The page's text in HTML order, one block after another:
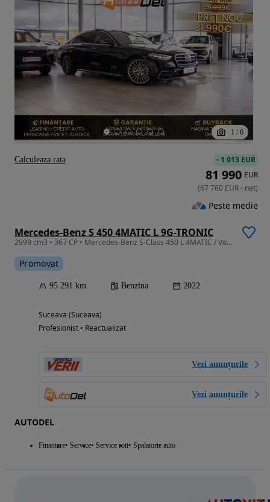
1 / 6
Mercedes-Benz S 450 4MATIC L 9G-TRONIC
2999 cm3 • 367 CP • Mercedes-Benz S-Class 450 L 4MATIC / Volan încălzit/ AMG Line /Premium
Promovat
95 291 km Benzina 2022
Suceava (Suceava)
Profesionist • Reactualizat
Vezi anunțurile
Vezi anunțurile
AUTODEL
Finantare Service Service roti Spalatorie auto
- 1 013 EUR
81 990 EUR
(67 760 EUR- net)
Peste medie
Calculeaza rata